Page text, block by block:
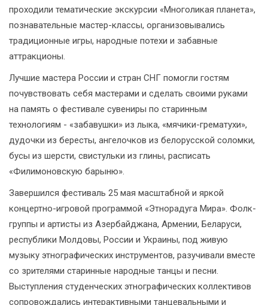
проходили тематические экскурсии «Многоликая планета»,
познавательные мастер-классы, организовывались
традиционные игры, народные потехи и забавные
аттракционы.
Лучшие мастера России и стран СНГ помогли гостям
почувствовать себя мастерами и сделать своими руками
на память о фестивале сувениры по старинным
технологиям - «забавушки» из лыка, «мячики-грематухи»,
дудочки из бересты, ангелочков из белорусской соломки,
бусы из шерсти, свистульки из глины, расписать
«Филимоновскую барыню».
Завершился фестиваль 25 мая масштабной и яркой
концертно-игровой программой «Этнорадуга Мира». Фолк-
группы и артисты из Азербайджана, Армении, Беларуси,
республики Молдовы, России и Украины, под живую
музыку этнографических инструментов, разучивали вместе
со зрителями старинные народные танцы и песни.
Выступления студенческих этнографических коллективов
сопровождались интерактивными танцевальными и